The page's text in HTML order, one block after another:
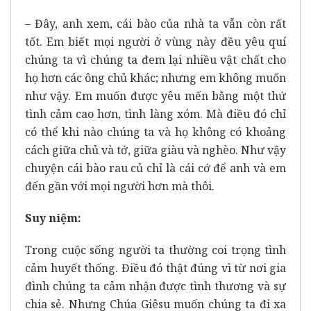
– Đây, anh xem, cái bào của nhà ta vẫn còn rất
tốt. Em biết mọi người ở vùng này đều yêu quí
chúng ta vì chúng ta đem lại nhiều vật chất cho
họ hơn các ông chủ khác; nhưng em không muốn
như vậy. Em muốn được yêu mến bằng một thứ
tình cảm cao hơn, tình làng xóm. Mà điều đó chỉ
có thể khi nào chúng ta và họ không có khoảng
cách giữa chủ và tớ, giữa giàu và nghèo. Như vậy
chuyện cái bào rau củ chỉ là cái cớ để anh và em
đến gần với mọi người hơn mà thôi.
Suy niệm:
Trong cuộc sống người ta thường coi trọng tình
cảm huyết thống. Điều đó thật đúng vì từ nơi gia
đình chúng ta cảm nhận được tình thương và sự
chia sẻ. Nhưng Chúa Giêsu muốn chúng ta đi xa